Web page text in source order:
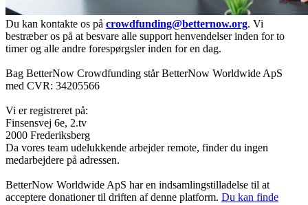
Du kan kontakte os på crowdfunding@betternow.org. Vi
bestræber os på at besvare alle support henvendelser inden for to
timer og alle andre forespørgsler inden for en dag.
Bag BetterNow Crowdfunding står BetterNow Worldwide ApS
med CVR: 34205566
Vi er registreret på:
Finsensvej 6e, 2.tv
2000 Frederiksberg
Da vores team udelukkende arbejder remote, finder du ingen
medarbejdere på adressen.
BetterNow Worldwide ApS har en indsamlingstilladelse til at
acceptere donationer til driften af denne platform. Du kan finde